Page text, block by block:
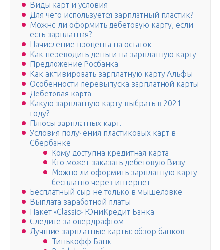
Виды карт и условия
Для чего используется зарплатный пластик?
Можно ли оформить дебетовую карту, если
есть зарплатная?
Начисление процента на остаток
Как переводить деньги на зарплатную карту
Предложение Росбанка
Как активировать зарплатную карту Альфы
Особенности перевыпуска зарплатной карты
Дебетовая карта
Какую зарплатную карту выбрать в 2021
году?
Плюсы зарплатных карт.
Условия получения пластиковых карт в
Сбербанке
Кому доступна кредитная карта
Кто может заказать дебетовую Визу
Можно ли оформить зарплатную карту
бесплатно через интернет
Бесплатный сыр не только в мышеловке
Выплата заработной платы
Пакет «Classic» ЮниКредит Банка
Следите за овердрафтом
Лучшие зарплатные карты: обзор банков
Тинькофф Банк